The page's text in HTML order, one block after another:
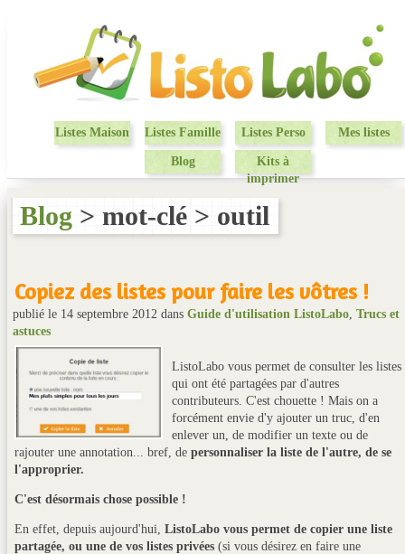
Listes Maison Listes Famille Listes Perso Mes listes
Blog
Kits à
imprimer
Blog > mot-clé > outil
Copiez des listes pour faire les vôtres !
publié le 14 septembre 2012 dans Guide d'utilisation ListoLabo, Trucs et
astuces
ListoLabo vous permet de consulter les listes
qui ont été partagées par d'autres
contributeurs. C'est chouette ! Mais on a
forcément envie d'y ajouter un truc, d'en
enlever un, de modifier un texte ou de
rajouter une annotation... bref, de personnaliser la liste de l'autre, de se
l'approprier.
C'est désormais chose possible !
En effet, depuis aujourd'hui, ListoLabo vous permet de copier une liste
partagée, ou une de vos listes privées (si vous désirez en faire une